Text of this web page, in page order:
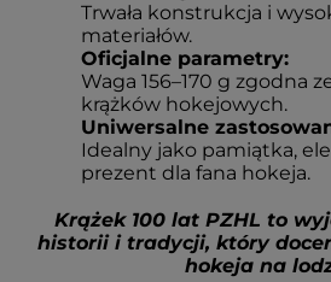
Trwała konstrukcja i
materiałów.
Oficjalne parametry:
Waga 156–170 g zgodna
krążków hokejowych.
Uniwersalne
Idealny jako pamiątka,
prezent dla fana hokeja.
Krążek 100 lat PZHL to
historii i tradycji, który
hokeja na